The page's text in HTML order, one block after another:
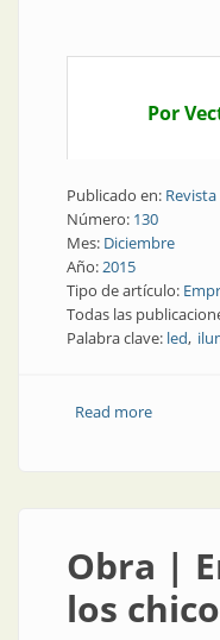
Por
Publicado en:
Número: 130
Mes: Diciembre
Año:2015
Tipo de artículo:
Todas las
Palabra clave: led
Read moreabout
Obra |
los